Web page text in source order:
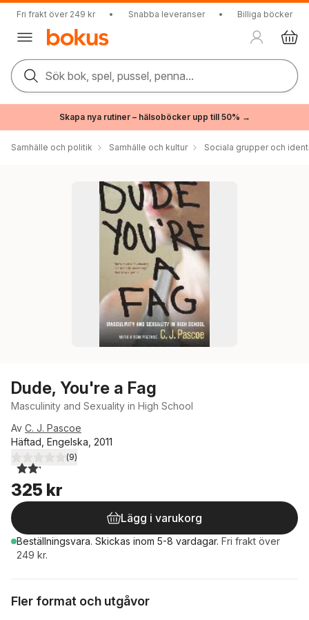
Fri frakt över 249 kr • Snabba leveranser • Billiga böcker
Sök bok, spel, pussel, penna...
Skapa nya rutiner – hälsoböcker upp till 50% →
Samhälle och politik Samhälle och kultur Sociala grupper och
Dude, You're a Fag
Masculinity and Sexuality in High School
Av C. J. Pascoe
Häftad, Engelska, 2011
2,2utav 5 stjärnor. Totalt antal röster:
(9)
325 kr
Lägg i varukorg
Beställningsvara. Skickas inom 5-8 vardagar. Fri frakt över
249 kr.
Fler format och utgåvor